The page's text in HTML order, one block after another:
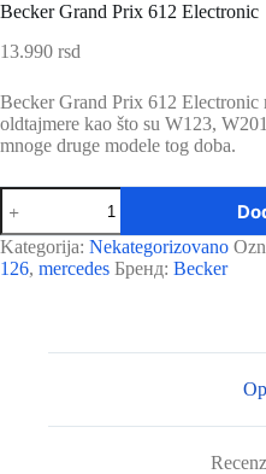
Becker Grand Prix 612 Electronic
13.990 rsd
Becker Grand Prix 612 Electronic
oldtajmere kao što su W123,
mnoge druge modele tog doba.
Becker
Grand
Prix
612
Electronic
Kategorija: Nekategorizovano
126, mercedes Бренд: Becker